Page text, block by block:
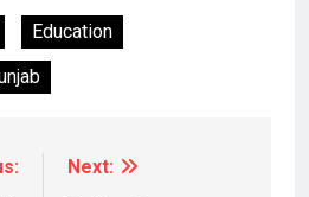
Education
Next: